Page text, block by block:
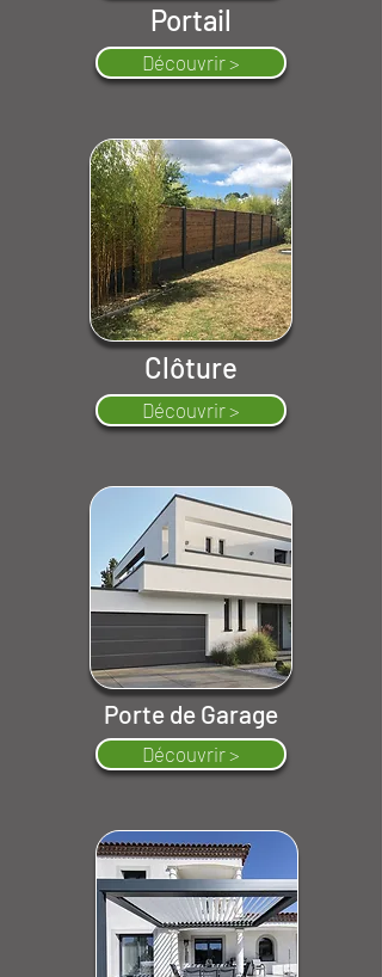
Portail
Découvrir >
Clôture
Découvrir >
Porte de Garage
Découvrir >